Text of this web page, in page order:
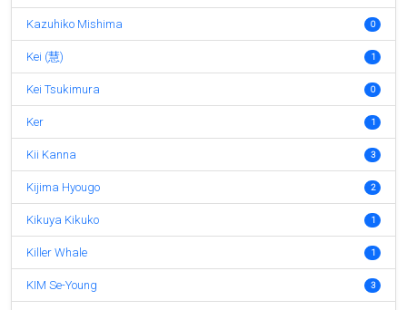
Kazuhiko Mishima 0
Kei (慧) 1
Kei Tsukimura 0
Ker 1
Kii Kanna 3
Kijima Hyougo 2
Kikuya Kikuko 1
Killer Whale 1
KIM Se-Young 3